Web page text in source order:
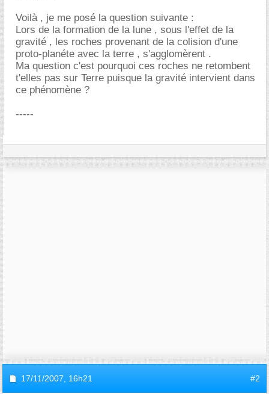
Voilà , je me posé la question suivante :
Lors de la formation de la lune , sous l'effet de la
gravité , les roches provenant de la colision d'une
proto-planéte avec la terre , s'agglomèrent .
Ma question c'est pourquoi ces roches ne retombent
t'elles pas sur Terre puisque la gravité intervient dans
ce phénomène ?
-----
17/11/2007, 16h21 #2